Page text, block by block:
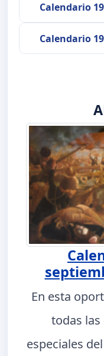
Calendario
Calendario
En esta
todas
especiales